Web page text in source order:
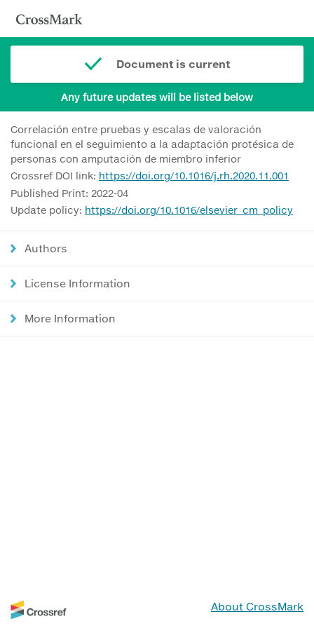
Document is current
Any future updates will be listed below
Correlación entre pruebas y escalas de valoración
funcional en el seguimiento a la adaptación protésica de
personas con amputación de miembro inferior
Crossref DOI link: https://doi.org/10.1016/j.rh.2020.11.001
Published Print: 2022-04
Update policy: https://doi.org/10.1016/elsevier_cm_policy
Authors
License Information
More Information
About CrossMark